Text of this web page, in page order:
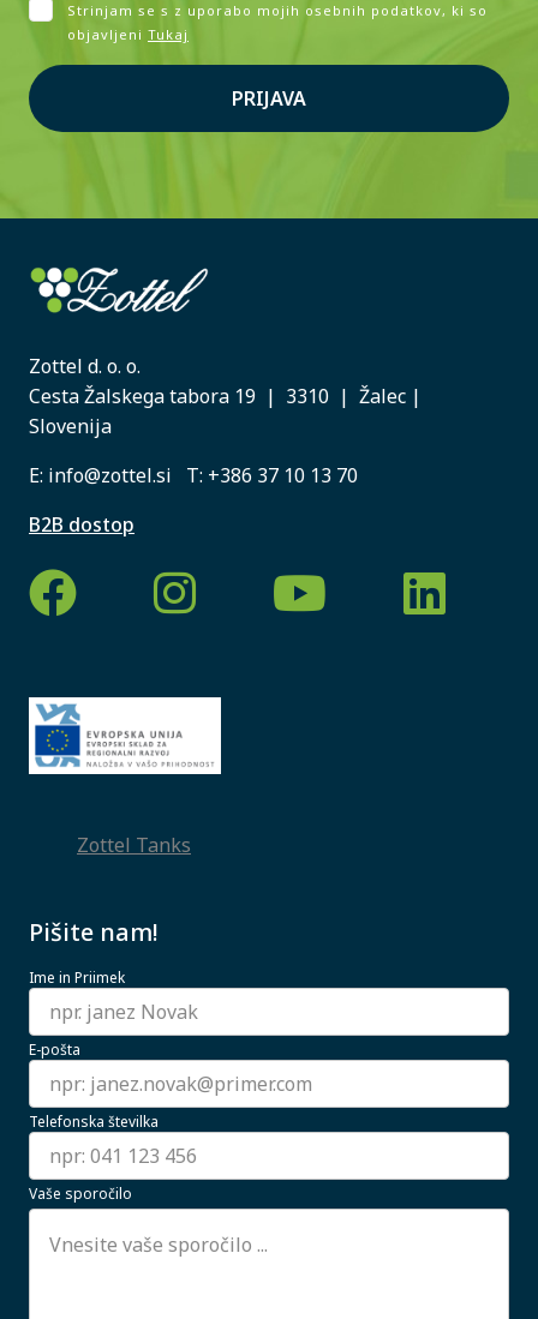
Strinjam se s z uporabo mojih osebnih podatkov, ki so
objavljeni Tukaj
PRIJAVA
Zottel d. o. o.
Cesta Žalskega tabora 19 | 3310 | Žalec |
Slovenija
E: info@zottel.si T: +386 37 10 13 70
B2B dostop
Zottel Tanks
Pišite nam!
Ime in Priimek
E-pošta
Telefonska številka
Vaše sporočilo